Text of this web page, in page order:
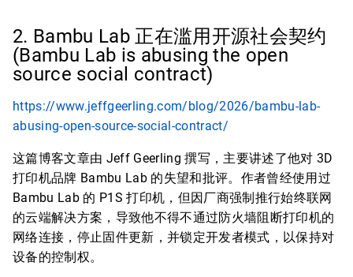
2. Bambu Lab 正在滥用开源社会契约
(Bambu Lab is abusing the open
source social contract)
https://www.jeffgeerling.com/blog/2026/bambu-lab-
abusing-open-source-social-contract/
这篇博客文章由 Jeff Geerling 撰写，主要讲述了他对 3D
打印机品牌 Bambu Lab 的失望和批评。作者曾经使用过
Bambu Lab 的 P1S 打印机，但因厂商强制推行始终联网
的云端解决方案，导致他不得不通过防火墙阻断打印机的
网络连接，停止固件更新，并锁定开发者模式，以保持对
设备的控制权。